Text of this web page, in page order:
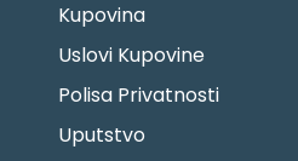
Kupovina
Uslovi Kupovine
Polisa Privatnosti
Uputstvo